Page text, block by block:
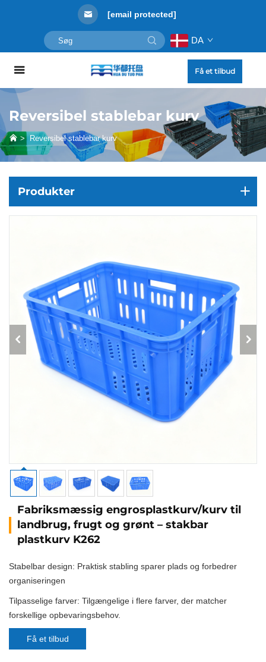
[email protected]
DA
Få et tilbud
Reversibel stablebar kurv
> Reversibel stablebar kurv
Produkter
Fabriksmæssig engrosplastkurv/kurv til
landbrug, frugt og grønt – stakbar
plastkurv K262
Stabelbar design: Praktisk stabling sparer plads og forbedrer
organiseringen
Tilpasselige farver: Tilgængelige i flere farver, der matcher
forskellige opbevaringsbehov.
Få et tilbud